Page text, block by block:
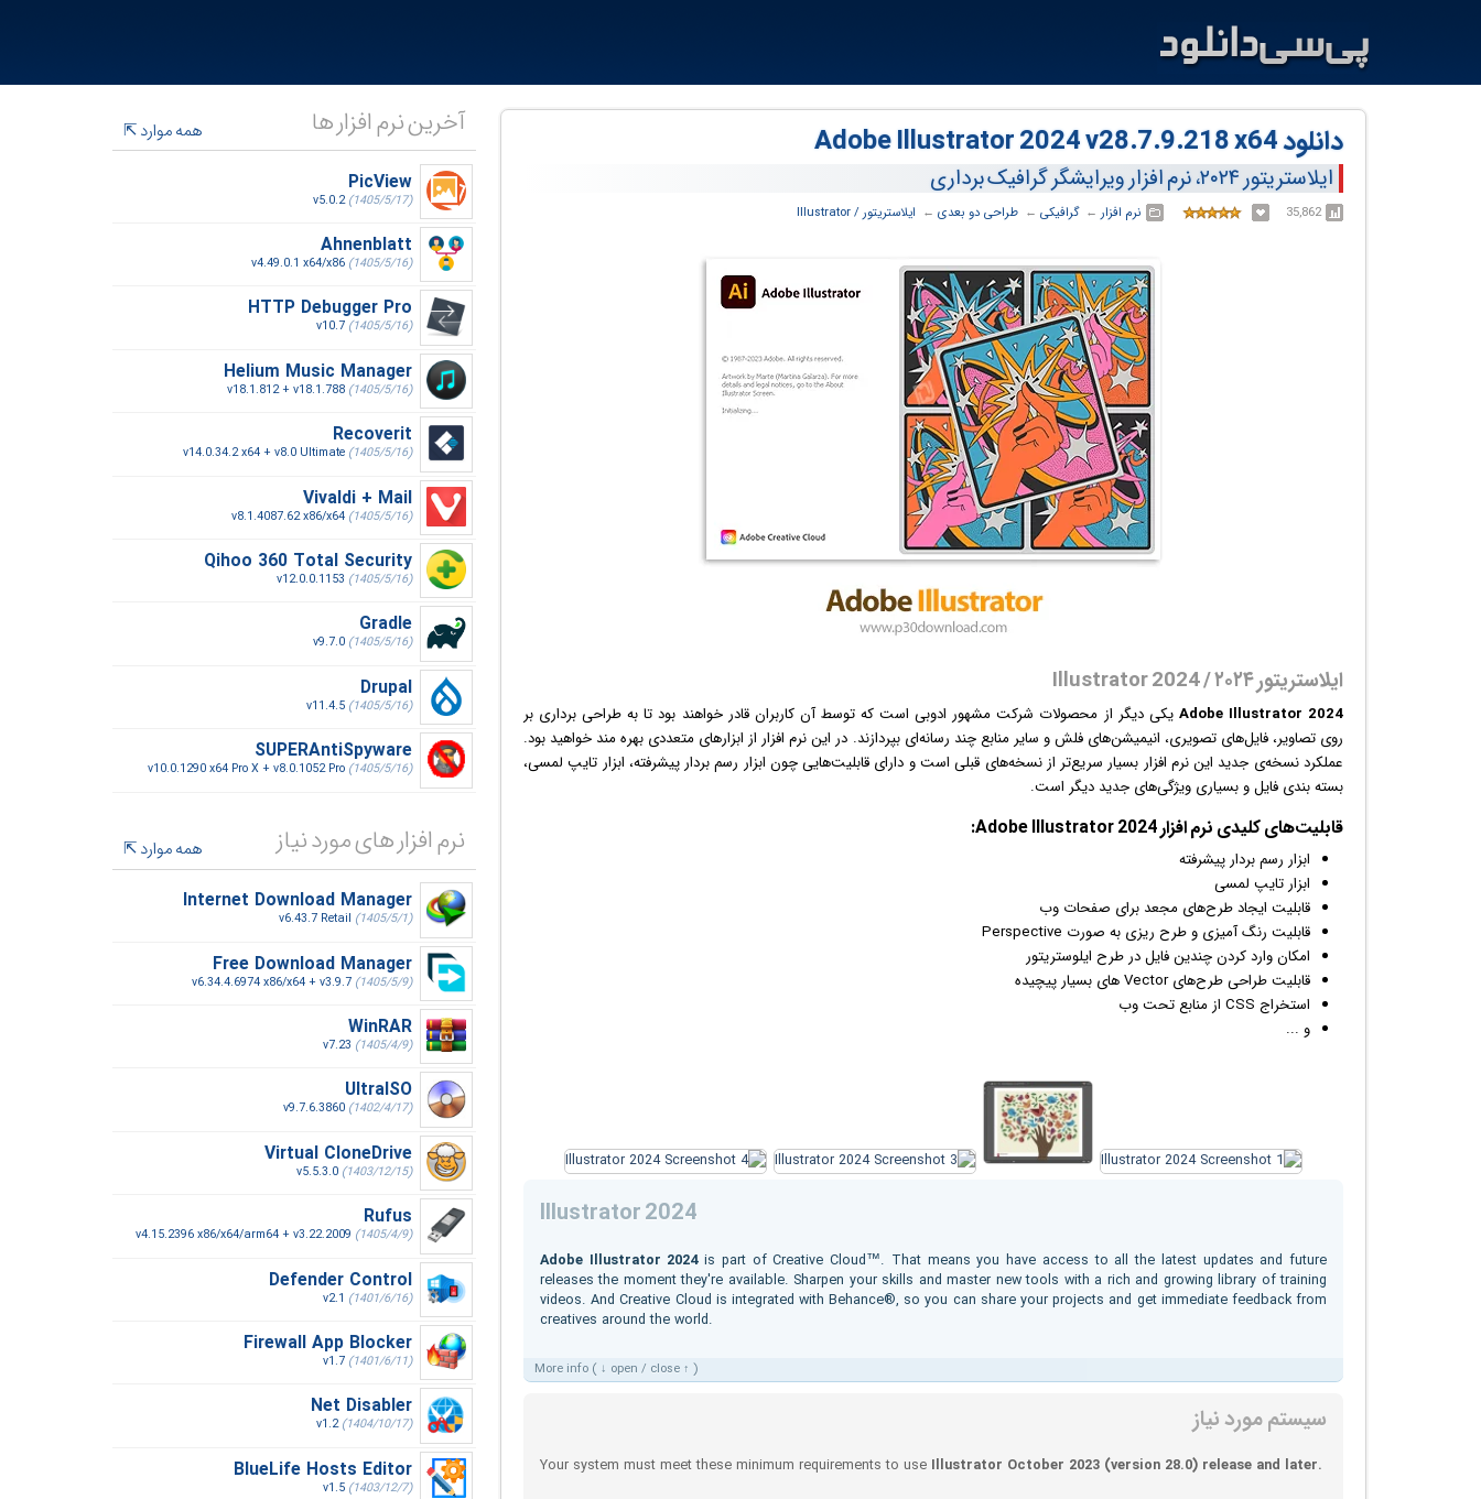
دانلود Adobe Illustrator 2024 v28.7.9.218 x64
ایلاستریتور ۲۰۲۴، نرم افزار ویرایشگر گرافیک برداری
35,862 نرم افزار ← ‏گرافیکی ← ‏ طراحی دو بعدی ← ‏ ایلاستریتور / Illustrator
ایلاستریتور ۲۰۲۴ / Illustrator 2024
Adobe Illustrator 2024 یکی دیگر از محصولات شرکت مشهور ادوبی است که توسط آن کاربران قادر خواهند بود تا به طراحی برداری بر
روی تصاویر، فایل‌های تصویری، انیمیشن‌های فلش و سایر منابع چند رسانه‌ای بپردازند. در ایننرم افزار از ابزارهای متعددی بهره مند خواهید بود.
عملکرد نسخه‌ی جدید این نرم افزار بسیار سریع‌تر از نسخه‌های قبلی است و دارای قابلیت‌هایی چون ابزار رسم بردار پیشرفته، ابزار تایپ لمسی،
بسته بندی فایل و بسیاری ویژگی‌های جدید دیگر است.
قابلیت‌‌های کلیدی نرم افزار
ابزار رسم بردار پیشرفته
ابزار تایپ لمسی
قابلیت ایجاد طرح‌های مجعد برای صفحات وب
قابلیت رنگ آمیزی و طرح ریزی به صورت Perspective
امکان وارد کردن چندین فایل در طرح ایلوستریتور
قابلیت طراحی طرح‌های Vector های بسیار پیچیده
استخراج CSS از منابع تحت وب
و ...
Illustrator 2024
Adobe Illustrator 2024is part of Creative Cloud™. That means you have access to all the latest updates and future
releases the moment they're available. Sharpen your skills and master new tools with a rich and growing library of training
videos. And Creative Cloud is integrated with Behance®, so you can share your projects and get immediate feedback from
creatives around the world.
More info ( ↓ open / close ↑ )
سیستم مورد نیاز
Your system must meet these minimum requirements to use Illustrator October 2023 (version 28.0) release and later.
آخرین نرم افزار ها
همه موارد
PicView
v5.0.2(1405/5/17)
Ahnenblatt
v4.49.0.1 x64/x86 (1405/5/16)
HTTP Debugger Pro
v10.7 (1405/5/16)
Helium Music Manager
v18.1.812 + v18.1.788 (1405/5/16)
Recoverit
v14.0.34.2 x64 + v8.0 Ultimate (1405/5/16)
Vivaldi + Mail
v8.1.4087.62 x86/x64 (1405/5/16)
Qihoo 360 Total Security
v12.0.0.1153 (1405/5/16)
Gradle
v9.7.0 (1405/5/16)
Drupal
v11.4.5 (1405/5/16)
SUPERAntiSpyware
v10.0.1290 x64 Pro X + v8.0.1052 Pro (1405/5/16)
نرم افزار های مورد نیاز
همه موارد
Internet Download Manager
v6.43.7 Retail (1405/5/1)
Free Download Manager
v6.34.4.6974 x86/x64 + v3.9.7 (1405/5/9)
WinRAR
v7.23 (1405/4/9)
UltraISO
v9.7.6.3860 (1402/4/17)
Virtual CloneDrive
v5.5.3.0 (1403/12/15)
Rufus
v4.15.2396 x86/x64/arm64 + v3.22.2009 (1405/4/9)
Defender Control
v2.1 (1401/6/16)
Firewall App Blocker
v1.7 (1401/6/11)
Net Disabler
v1.2(1404/10/17)
BlueLife Hosts Editor
v1.5 (1403/12/7)